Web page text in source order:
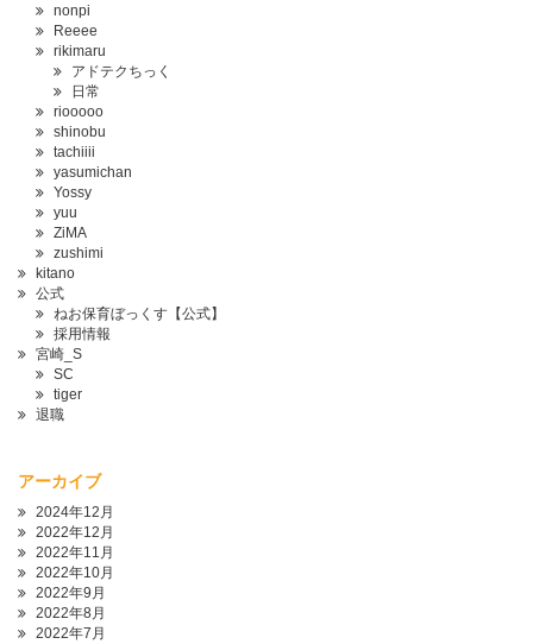
nonpi
Reeee
rikimaru
アドテクちっく
日常
riooooo
shinobu
tachiiii
yasumichan
Yossy
yuu
ZiMA
zushimi
kitano
公式
ねお保育ぼっくす【公式】
採用情報
宮崎_S
SC
tiger
退職
アーカイブ
2024年12月
2022年12月
2022年11月
2022年10月
2022年9月
2022年8月
2022年7月